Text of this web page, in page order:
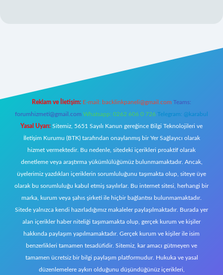
Reklam ve İletişim: E-mail: backlinkpaneli@gmail.com Teams:
forumhizmeti@gmail.com Whatsapp: 0262 606 0 726 Telegram: @karabul
Yasal Uyarı: Sitemiz, 5651 Sayılı Kanun gereğince Bilgi Teknolojileri ve
İletişim Kurumu (BTK) tarafından onaylanmış bir Yer Sağlayıcı olarak
hizmet vermektedir. Bu nedenle, sitedeki içerikleri proaktif olarak
denetleme veya araştırma yükümlülüğümüz bulunmamaktadır. Ancak,
üyelerimiz yazdıkları içeriklerin sorumluluğunu taşımakta olup, siteye üye
olarak bu sorumluluğu kabul etmiş sayılırlar. Bu internet sitesi, herhangi bir
marka, kurum veya şahıs şirketi ile hiçbir bağlantısı bulunmamaktadır.
Sitede yalnızca kendi hazırladığımız makaleler paylaşılmaktadır. Burada yer
alan içerikler haber niteliği taşımamakta olup, gerçek kurum ve kişiler
hakkında paylaşım yapılmamaktadır. Gerçek kurum ve kişiler ile isim
benzerlikleri tamamen tesadüfidir. Sitemiz, kar amacı gütmeyen ve
tamamen ücretsiz bir bilgi paylaşım platformudur. Hukuka ve yasal
düzenlemelere aykırı olduğunu düşündüğünüz içerikleri,